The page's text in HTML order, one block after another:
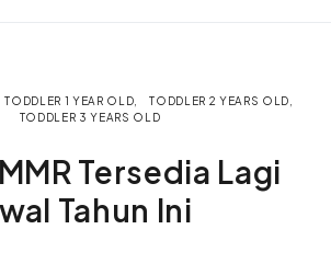
TODDLER 1 YEAR OLD
TODDLER 2 YEARS OLD
TODDLER 3 YEARS OLD
Tersedia Lagi
Tahun Ini